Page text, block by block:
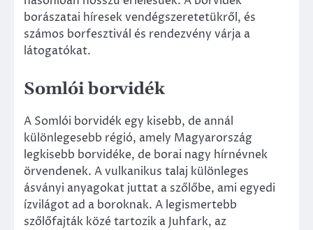
borászatai híresek vendégszeretetükről, és
számos borfesztivál és rendezvény várja a
látogatókat.
Somlói borvidék
A Somlói borvidék egy kisebb, de annál
különlegesebb régió, amely Magyarország
legkisebb borvidéke, de borai nagy hírnévnek
örvendenek. A vulkanikus talaj különleges
ásványi anyagokat juttat a szőlőbe, ami egyedi
ízvilágot ad a boroknak. A legismertebb
szőlőfajták közé tartozik a Juhfark, az